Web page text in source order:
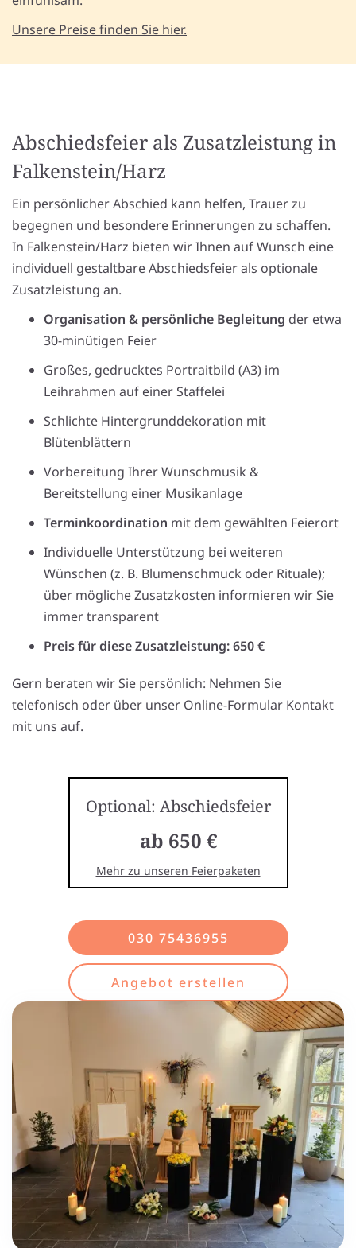
Unsere Preise finden Sie hier.
Abschiedsfeier als Zusatzleistung in
Falkenstein/Harz
Ein persönlicher Abschied kann helfen, Trauer zu
begegnen und besondere Erinnerungen zu schaffen.
In Falkenstein/Harz bieten wir Ihnen auf Wunsch eine
individuell gestaltbare Abschiedsfeier als optionale
Zusatzleistung an.
Organisation & persönliche Begleitung der etwa
30-minütigen Feier
Großes, gedrucktes Portraitbild (A3) im
Leihrahmen auf einer Staffelei
Schlichte Hintergrunddekoration mit
Blütenblättern
Vorbereitung Ihrer Wunschmusik &
Bereitstellung einer Musikanlage
Terminkoordination mit dem gewählten Feierort
Individuelle Unterstützung bei weiteren
Wünschen (z. B. Blumenschmuck oder Rituale);
über mögliche Zusatzkosten informieren wir Sie
immer transparent
Preis für diese Zusatzleistung: 650 €
Gern beraten wir Sie persönlich: Nehmen Sie
telefonisch oder über unser Online-Formular Kontakt
mit uns auf.
Optional: Abschiedsfeier
ab 650 €
Mehr zu unseren Feierpaketen
030 75436955
Angebot erstellen